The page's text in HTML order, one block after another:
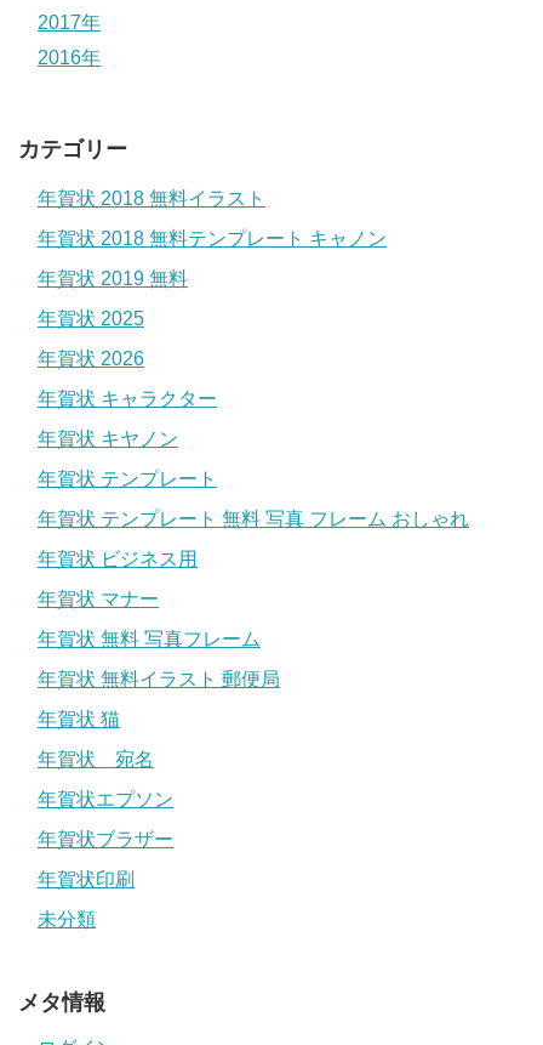
2017年
2016年
カテゴリー
年賀状 2018 無料イラスト
年賀状 2018 無料テンプレート キャノン
年賀状 2019 無料
年賀状 2025
年賀状 2026
年賀状 キャラクター
年賀状 キヤノン
年賀状 テンプレート
年賀状 テンプレート 無料 写真 フレーム おしゃれ
年賀状 ビジネス用
年賀状 マナー
年賀状 無料 写真フレーム
年賀状 無料イラスト 郵便局
年賀状 猫
年賀状 宛名
年賀状エプソン
年賀状ブラザー
年賀状印刷
未分類
メタ情報